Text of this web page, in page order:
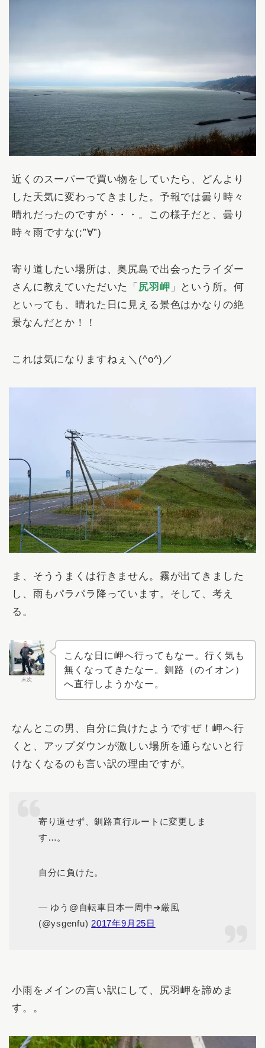
近くのスーパーで買い物をしていたら、どんより
した天気に変わってきました。予報では曇り時々
晴れだったのですが・・・。この様子だと、曇り
時々雨ですな(;”∀”)
寄り道したい場所は、奥尻島で出会ったライダー
さんに教えていただいた「 尻羽岬 」という所。何
といっても、晴れた日に見える景色はかなりの絶
景なんだとか！！
これは気になりますねぇ＼(^o^)／
ま、そううまくは行きません。霧が出てきました
し、雨もパラパラ降っています。そして、考え
る。
末次
こんな日に岬へ行ってもなー。行く気も
無くなってきたなー。釧路（のイオン）
へ直行しようかなー。
なんとこの男、自分に負けたようですぜ！岬へ行
くと、 アップダウンが激しい場所を通らないと行
けなくなるのも言い訳の理由ですが。
寄り道せず、釧路直行ルートに変更しま
す…。
自分に負けた。
— ゆう@自転車日本一周中➜厳風
(@ysgenfu) 2017年9月25日
小雨をメインの言い訳にして、尻羽岬を諦めま
す。。